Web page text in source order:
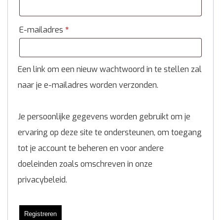
E-mailadres *
Een link om een nieuw wachtwoord in te stellen zal
naar je e-mailadres worden verzonden.
Je persoonlijke gegevens worden gebruikt om je
ervaring op deze site te ondersteunen, om toegang
tot je account te beheren en voor andere
doeleinden zoals omschreven in onze
privacybeleid.
Registreren